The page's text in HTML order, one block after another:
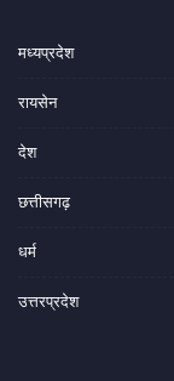
मध्यप्रदेश
रायसेन
देश
छत्तीसगढ़
धर्म
उत्तरप्रदेश